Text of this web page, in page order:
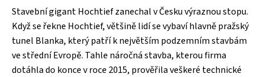
Stavební gigant Hochtief zanechal v Česku výraznou stopu.
Když se řekne Hochtief, většině lidí se vybaví hlavně pražský
tunel Blanka, který patří k největším podzemním stavbám
ve střední Evropě. Tahle náročná stavba, kterou firma
dotáhla do konce v roce 2015, prověřila veškeré technické